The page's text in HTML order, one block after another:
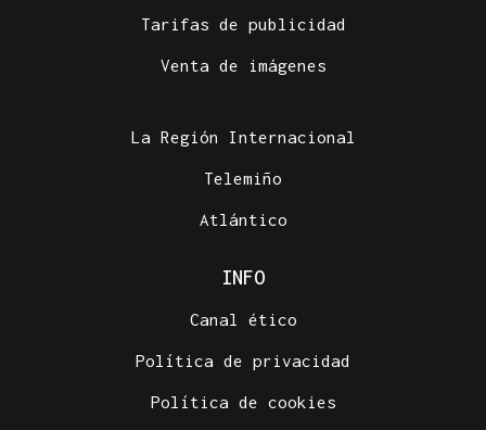
Tarifas de publicidad
Venta de imágenes
La Región Internacional
Telemiño
Atlántico
INFO
Canal ético
Política de privacidad
Política de cookies